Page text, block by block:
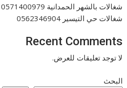
شغالات بالشهر الحمدانية 0571400979
شغالات حي التيسير 0562346904
Recent Comments
لا توجد تعليقات للعرض.
البحث